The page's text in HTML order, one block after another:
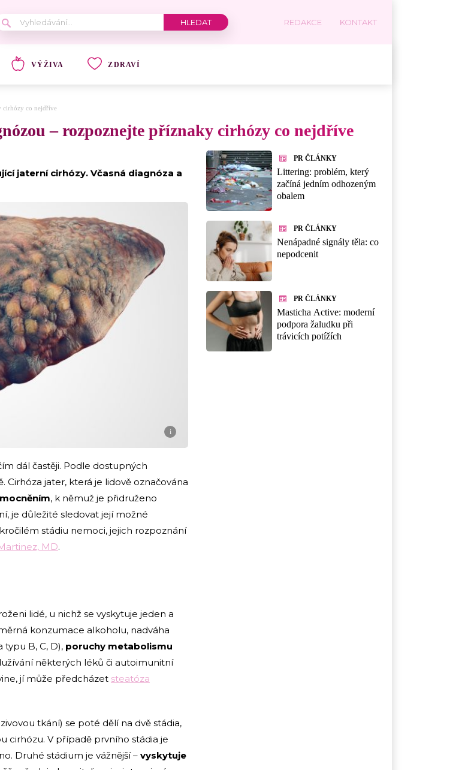
REDAKCE KONTAKT
VÝŽIVA ZDRAVÍ
cirhózy co nejdříve
– rozpoznejte příznaky cirhózy co nejdříve
jaterní cirhózy. Včasná diagnóza a
i
dál častěji. Podle dostupných
jater, která je lidově označována
, k němuž je přidruženo
je důležité sledovat její možné
stádiu nemoci, jejich rozpoznání
MD.
lidé, u nichž se vyskytuje jeden a
konzumace alkoholu, nadváha
B, C, D), poruchy metabolismu
některých léků či autoimunitní
jí může předcházet steatóza
tkání) se poté dělí na dvě stádia,
cirhózu. V případě prvního stádia je
Druhé stádium je vážnější – vyskytuje
PR ČLÁNKY
Littering: problém, který
začíná jedním odhozeným
obalem
PR ČLÁNKY
Nenápadné signály těla: co
nepodcenit
PR ČLÁNKY
Masticha Active: moderní
podpora žaludku při
trávicích potížích